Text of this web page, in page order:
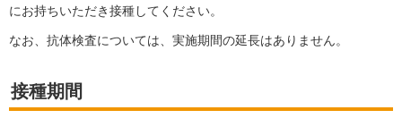
にお持ちいただき接種してください。
なお、抗体検査については、実施期間の延長はありません。
接種期間